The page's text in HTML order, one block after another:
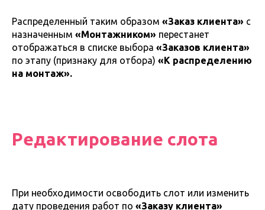
Распределенный таким образом «Заказ клиента» с
назначенным «Монтажником» перестанет
отображаться в списке выбора «Заказов клиента»
по этапу (признаку для отбора) «К распределению
на монтаж».
Редактирование слота
При необходимости освободить слот или изменить
дату проведения работ по «Заказу клиента»